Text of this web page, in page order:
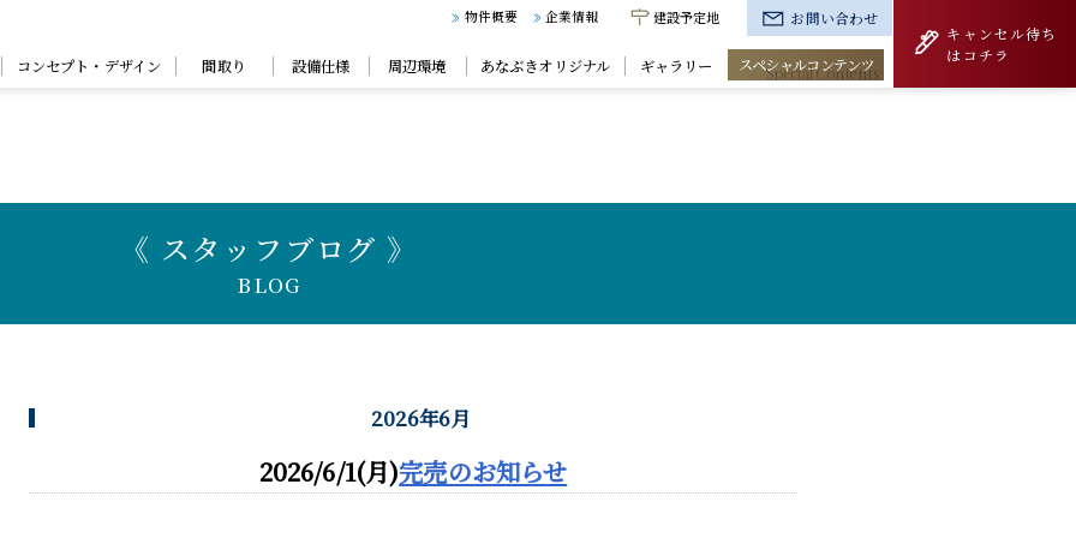
物件概要 企業情報 建設予定地 お問い合わせ
キャンセル待ち
はコチラ
コンセプト・デザイン 間取り 設備仕様 周辺環境 あなぶきオリジナル ギャラリー スペシャルコンテンツ
《 スタッフブログ 》
BLOG
2026年6月
2026/6/1(月)完売のお知らせ